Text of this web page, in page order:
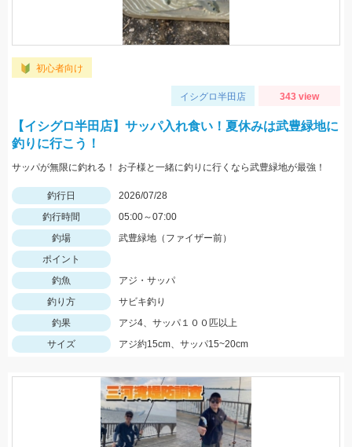
初心者向け
イシグロ半田店 343 view
【イシグロ半田店】サッパ入れ食い！夏休みは武豊緑地に
釣りに行こう！
サッパが無限に釣れる！ お子様と一緒に釣りに行くなら武豊緑地が最強！
釣行日
2026/07/28
釣行時間
05:00～07:00
釣場
武豊緑地（ファイザー前）
ポイント
釣魚
アジ・サッパ
釣り方
サビキ釣り
釣果
アジ4、サッパ１００匹以上
サイズ
アジ約15cm、サッパ15~20cm